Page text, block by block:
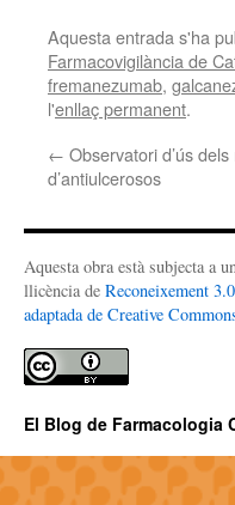
Aquesta entrada s'ha
Farmacovigilància de
fremanezumab,
l'enllaç permanent.
← Observatori d’ús
d’antiulcerosos
Aquesta obra està subjecta a
llicència de Reconeixement
adaptada de Creative
El Blog de Farmacologia